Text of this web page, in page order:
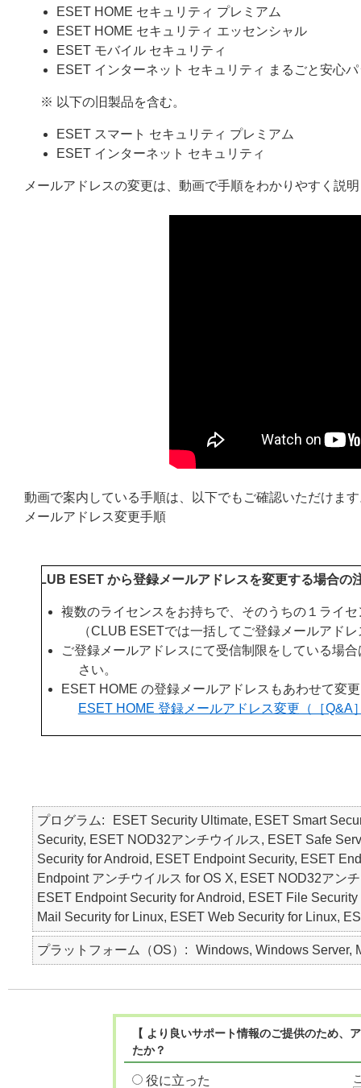
ESET HOME セキュリティ プレミアム
ESET HOME セキュリティ エッセンシャル
ESET モバイル セキュリティ
ESET インターネット セキュリティ まるごと安心
※ 以下の旧製品を含む。
ESET スマート セキュリティ プレミアム
ESET インターネット セキュリティ
メールアドレスの変更は、動画で手順をわかりやすく説
動画で案内している手順は、以下でもご確認いただけま
メールアドレス変更手順
CLUB ESET から登録メールアドレスを変更する場合の
複数のライセンスをお持ちで、そのうちの１ライ
（CLUB ESETでは一括してご登録メールアド
ご登録メールアドレスにて受信制限をしている場
さい。
ESET HOME の登録メールアドレスもあわせて変
ESET HOME 登録メールアドレス変更（［Q&A
プログラム
ESET Security Ultimate, ESET Smart
Security, ESET NOD32アンチウイルス, ESET Safe
Security for Android, ESET Endpoint Security, ESET
Endpoint アンチウイルス for OS X, ESET NOD32アン
ESET Endpoint Security for Android, ESET File
Mail Security for Linux, ESET Web Security for Linux,
プラットフォーム（OS） Windows, Windows Server,
【 より良いサポート情報のご提供のため
たか？
役に立った